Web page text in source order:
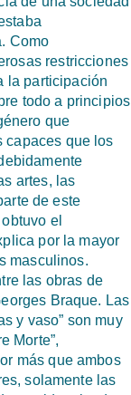
Como
restricciones
la participación
todo a principios
que
capaces que los
artes, las
de este
el
por la mayor
masculinos.
las obras de
Braque. Las
y vaso” son muy
Morte”,
más que ambos
solamente las